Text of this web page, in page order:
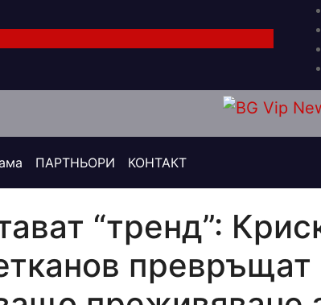
ПАРТНЬОРИ КОНТАКТ
“тренд”:
превръщат